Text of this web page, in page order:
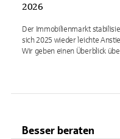
2026
Der Immobilienmarkt
sich 2025 wieder leichte
Wir geben einen Überblick
Besser beraten